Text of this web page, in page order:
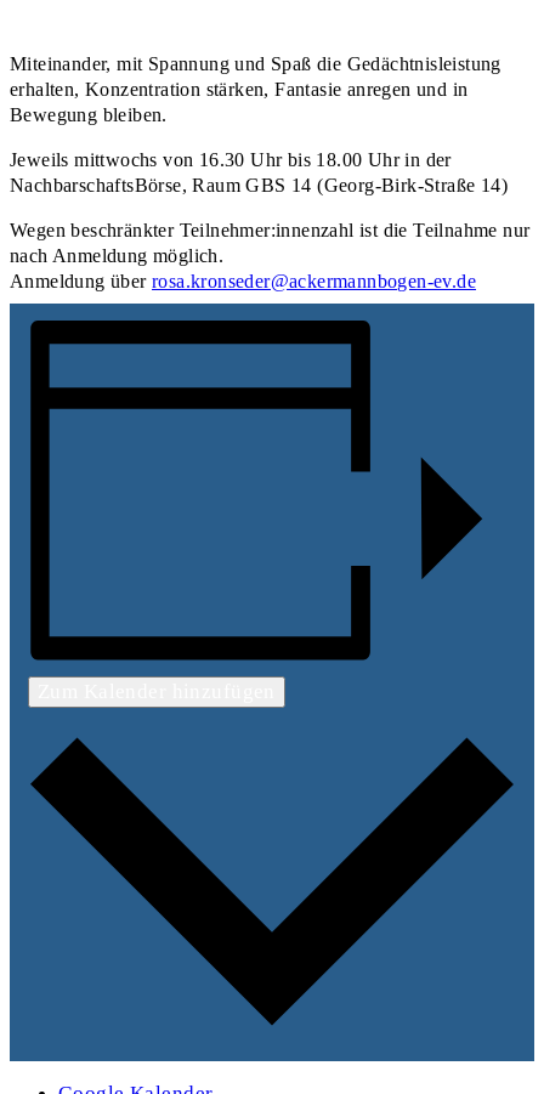
Miteinander, mit Spannung und Spaß die Gedächtnisleistung
erhalten, Konzentration stärken, Fantasie anregen und in
Bewegung bleiben.
Jeweils mittwochs von 16.30 Uhr bis 18.00 Uhr in der
NachbarschaftsBörse, Raum GBS 14 (Georg-Birk-Straße 14)
Wegen beschränkter Teilnehmer:innenzahl ist die Teilnahme nur
nach Anmeldung möglich.
Anmeldung überrosa.kronseder@ackermannbogen-ev.de